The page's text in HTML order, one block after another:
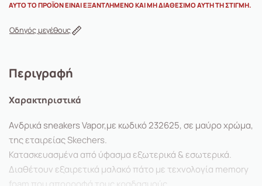
ΑΥΤΌ ΤΟ ΠΡΟΪΌΝ ΕΊΝΑΙ ΕΞΑΝΤΛΗΜΈΝΟ ΚΑΙ ΜΗ ΔΙΑΘΈΣΙΜΟ ΑΥΤΉ ΤΗ ΣΤΙΓΜΉ.
Οδηγός μεγέθους
Περιγραφή
Χαρακτηριστικά
Ανδρικά sneakers Vapor,με κωδικό 232625, σε μαύρο χρώμα,
της εταιρείας Skechers.
Κατασκευασμένα από ύφασμα εξωτερικά & εσωτερικά.
Διαθέτουν εξαιρετικά μαλακό πάτο με τεχνολογία memory